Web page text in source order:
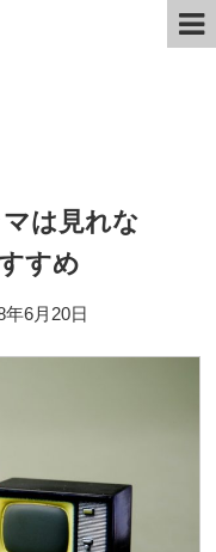
は見れな
すめ
年6月20日